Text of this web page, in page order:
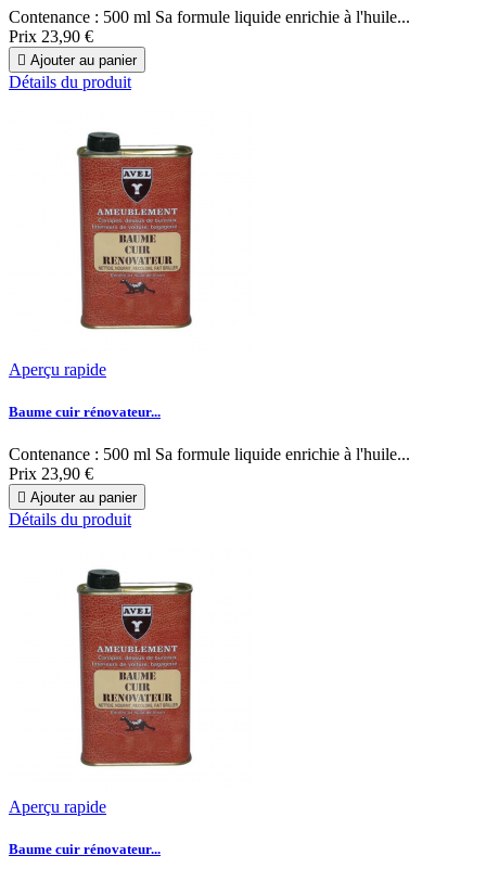
Contenance : 500 ml Sa formule liquide enrichie à l'huile...
Prix 23,90 €
 Ajouter au panier
Détails du produit
Aperçu rapide
Baume cuir rénovateur...
Contenance : 500 ml Sa formule liquide enrichie à l'huile...
Prix 23,90 €
 Ajouter au panier
Détails du produit
Aperçu rapide
Baume cuir rénovateur...